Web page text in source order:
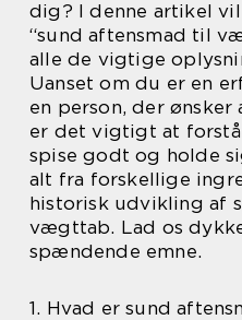
dig? I denne artikel
“sund aftensmad til
alle de vigtige
Uanset om du er en
en person, der ønsker
er det vigtigt at
spise godt og holde
alt fra forskellige
historisk udvikling af
vægttab. Lad os
spændende emne.
1. Hvad er sund